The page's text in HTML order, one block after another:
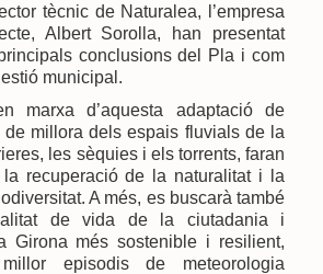
tècnic de Naturalea, l’empresa
Albert Sorolla, han presentat
conclusions del Pla i com
municipal.
marxa d’aquesta adaptació de
millora dels espais fluvials de la
les sèquies i els torrents, faran
recuperació de la naturalitat i la
A més, es buscarà també
de vida de la ciutadania i
Girona més sostenible i resilient,
episodis de meteorologia